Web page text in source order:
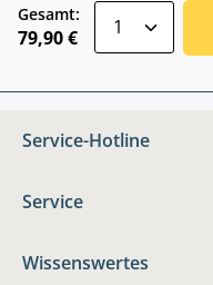
Gesamt:
79,90 €
Service-Hotline
Service
Wissenswertes